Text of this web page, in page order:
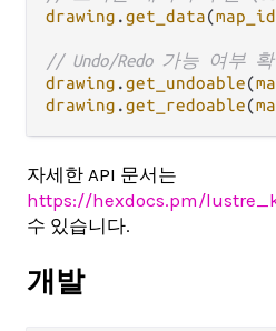
drawing .get_data(map_id
// Undo/Redo 가능 여부
drawing .get_undoable(
drawing .get_redoable(
자세한 API 문서는
https://hexdocs.pm/
수 있습니다.
개발